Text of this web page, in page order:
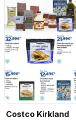
Costco Kirkland